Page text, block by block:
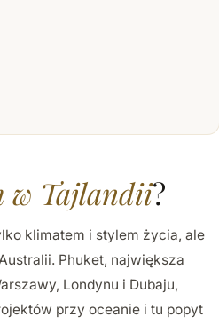
w Tajlandii?
klimatem i stylem życia, ale
Phuket, największa
Londynu i Dubaju,
przy oceanie i tu popyt